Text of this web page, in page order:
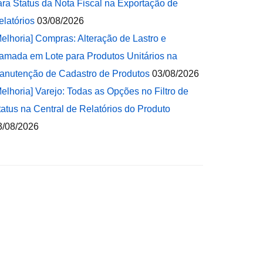
Status da Nota Fiscal na Exportação de
03/08/2026
Compras: Alteração de Lastro e
em Lote para Produtos Unitários na
de Cadastro de Produtos 03/08/2026
Varejo: Todas as Opções no Filtro de
na Central de Relatórios do Produto
08/2026